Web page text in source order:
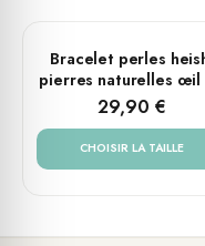
Modèles : Enfant,
Fait main
💧 Résistant à l'eau
Montage sur élastique
PLUSIEURS TAILLES
Bracelet perles
pierres naturelles œil
tigre et turquoise
29,90 €
CHOISIR LA TAILLE